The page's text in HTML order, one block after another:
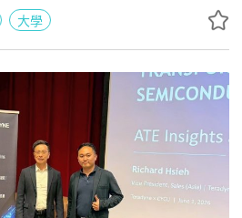
型矽谷」產學聚落，卓越成效有目
大學